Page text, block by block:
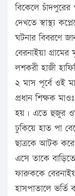
বিকেলে চাঁদপুরের
দেখতে স্বাস্থ্য
ঘটনার বিবরণে
বেরনাইয়া
লশকরী হাজী
২ মাস পূর্বে ওই
প্রধান শিক্ষক
হয়। এতে হুজুর
ঢুকিয়ে হাত পা
ছাত্রকে আটক
এসে তাকে
ফারুককে
হাসপাতালে